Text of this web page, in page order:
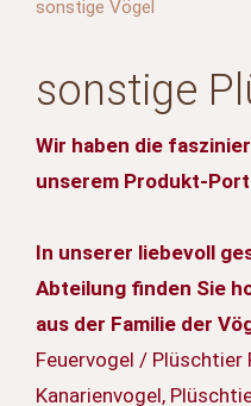
sonstige Vögel
sonstige
Wir haben die
unserem Produkt-
In unserer liebevoll
Abteilung finden Sie
aus der Familie der
Feuervogel / Plüschtier
Kanarienvogel,